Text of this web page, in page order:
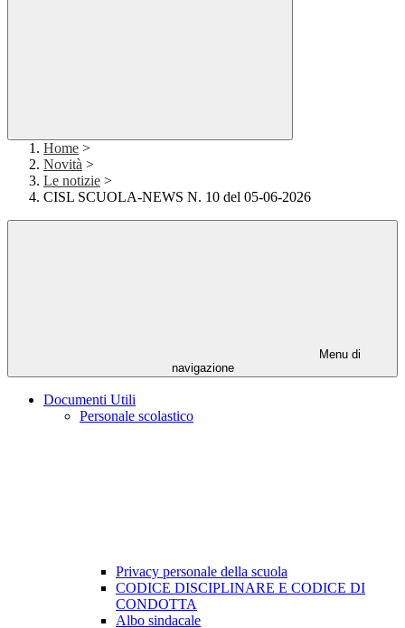
Home >
Novità >
Le notizie >
CISL SCUOLA-NEWS N. 10 del 05-06-2026
Menu di
navigazione
Documenti Utili
Personale scolastico
Privacy personale della scuola
CODICE DISCIPLINARE E CODICE DI
CONDOTTA
Albo sindacale